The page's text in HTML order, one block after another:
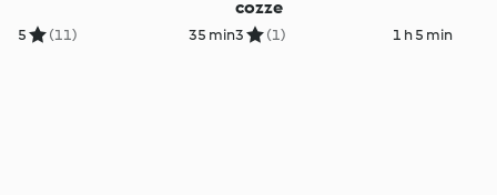
5 (11) 35 min
cozze
3 (1) 1 h 5 min